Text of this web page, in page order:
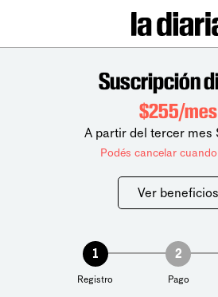
Suscripción
$255/mes
A partir del tercer mes
Podés cancelar
Ver beneficios
1
Registro
2
Pago